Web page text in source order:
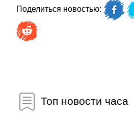
Поделиться новостью:
Топ новости часа